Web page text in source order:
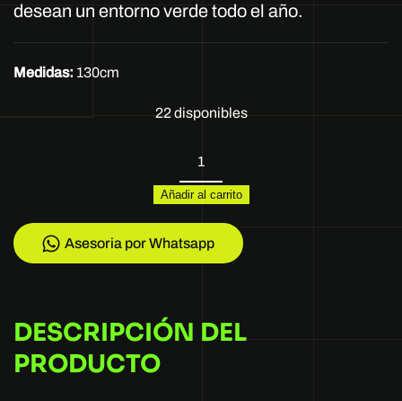
desean un entorno verde todo el año.
Medidas: 130cm
22 disponibles
0360
cantidad
Añadir al carrito
Asesoria por Whatsapp
DESCRIPCIÓN DEL
PRODUCTO